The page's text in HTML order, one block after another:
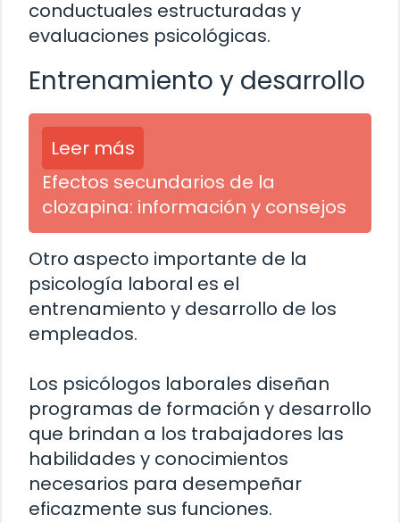
conductuales estructuradas y
evaluaciones psicológicas.
Entrenamiento y desarrollo
Leer más
Efectos secundarios de la
clozapina: información y consejos
Otro aspecto importante de la
psicología laboral es el
entrenamiento y desarrollo de los
empleados.
Los psicólogos laborales diseñan
programas de formación y desarrollo
que brindan a los trabajadores las
habilidades y conocimientos
necesarios para desempeñar
eficazmente sus funciones.